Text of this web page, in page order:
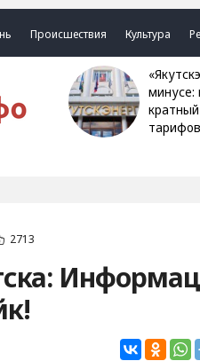
Происшествия Культура
«Якутскэнерго» в
минусе:
2713